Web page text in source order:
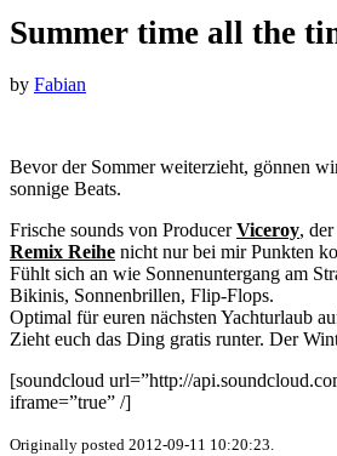
Summer time all the
by Fabian
Bevor der Sommer weiterzieht, gönnen wir uns noch mal ein paar
sonnige Beats.
Frische sounds von ProducerViceroy,
Remix Reihe nicht nur bei mir Punkten
Fühlt sich an wie Sonnenuntergang am
Bikinis, Sonnenbrillen, Flip-Flops.
Optimal für euren nächsten Yachturlaub
Zieht euch das Ding gratis runter. Der
[soundcloud url=”http://
iframe=”true” /]
Originally posted 2012-09-11 10:20:23.